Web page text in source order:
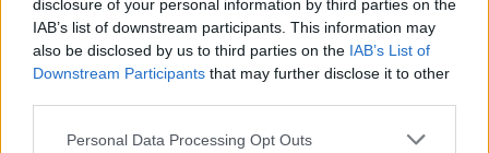
disclosure of your personal information by third parties on the
IAB’s list of downstream participants. This information may
also be disclosed by us to third parties on the IAB’s List of
Downstream Participants that may further disclose it to other
Personal Data Processing Opt Outs
Argentinaha dato una svolta decisiva alle
proprie ambizioni nelRugby Championship
superando l’Australia28-26 a Sydney sabato
e vendicando così la sconfitta subita la
settimana precedente.